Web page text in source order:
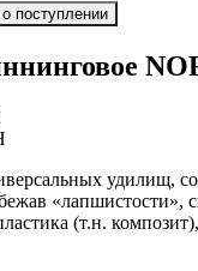
поступлении
удилищ,
(т.н.